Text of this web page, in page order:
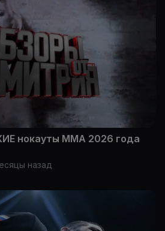
нокауты ММА 2026 года
назад